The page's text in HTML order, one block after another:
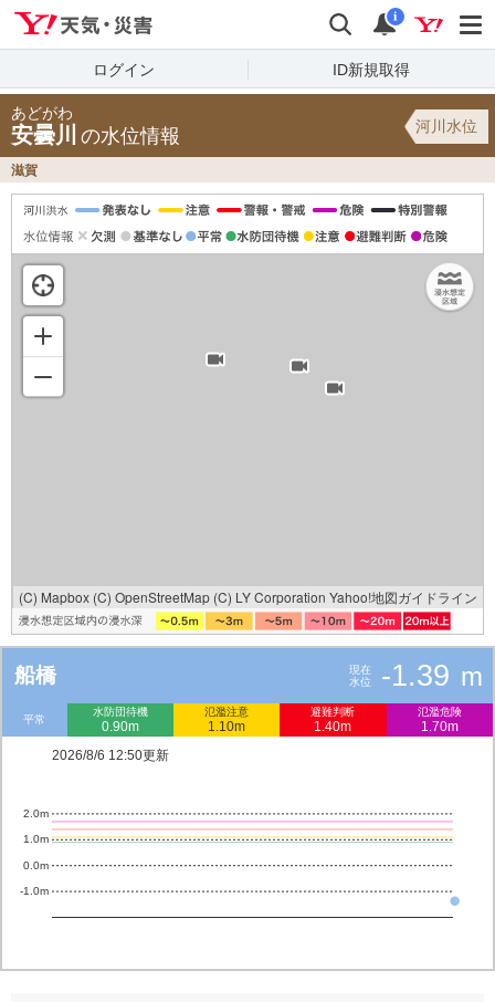
検索 通知
i
ログイン ID新規取得
あどがわ
安曇川 の水位情報 河川水位
滋賀
(C) Mapbox (C) OpenStreetMap (C) LY Corporation Yahoo!地図ガイドライン
船橋
現在
水位
-1.39 m
平常
水防団待機
0.90m
氾濫注意
1.10m
避難判断
1.40m
氾濫危険
1.70m
2026/8/6 12:50更新
-1.0m
0.0m
1.0m
2.0m